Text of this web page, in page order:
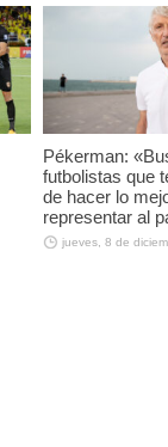
Pékerman:
futbolistas que
de hacer lo
representar al
jueves, 8 de